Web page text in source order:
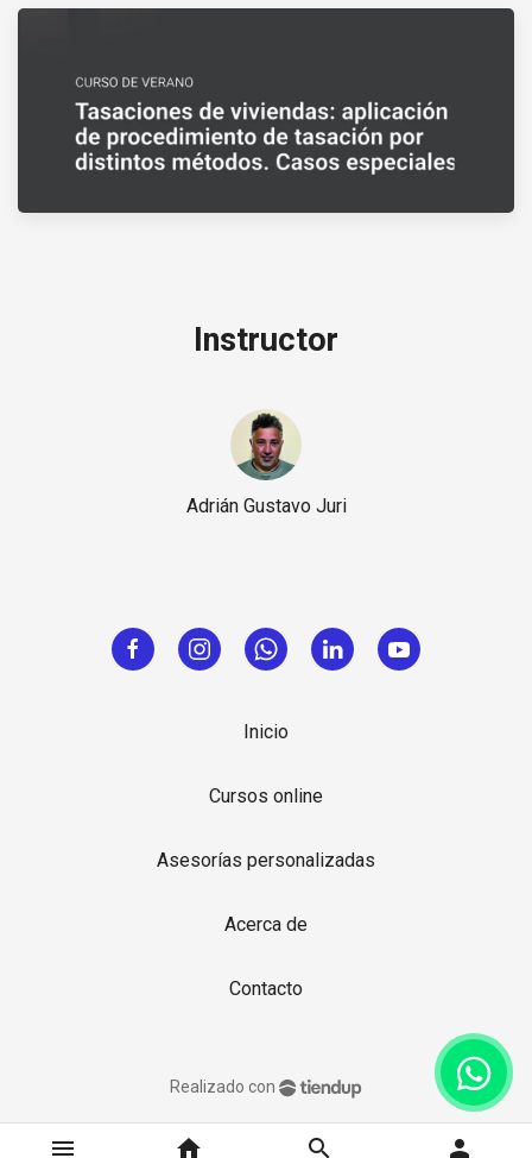
menu home search person
Instructor
Adrián Gustavo Juri
Inicio
Cursos online
Asesorías personalizadas
Acerca de
Contacto
Realizado con